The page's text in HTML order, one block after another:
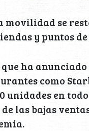
movilidad se
y puntos
ha
como
unidades en
las bajas